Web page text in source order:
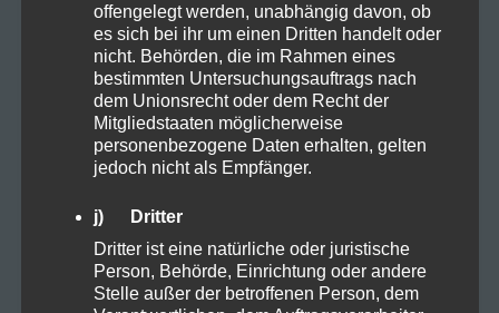
TAGS
10OHHHC Anbau
Anbauen Samen Stecklinge Arbeitsplatz
Aufzucht Autofahren
Balance Cannabis CBD Darm
offengelegt werden, unabhängig davon, ob
es sich bei ihr um einen Dritten handelt oder
nicht. Behörden, die im Rahmen eines
bestimmten Untersuchungsauftrags nach
dem Unionsrecht oder dem Recht der
Mitgliedstaaten möglicherweise
personenbezogene Daten erhalten, gelten
jedoch nicht als Empfänger.
j) Dritter
Dritter ist eine natürliche oder juristische
Person, Behörde, Einrichtung oder andere
Stelle außer der betroffenen Person, dem